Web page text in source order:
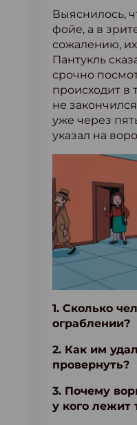
Выяснилось,
фойе, а в
сожалению,
Пантукль
срочно
происходит в
не
уже через
указал на
1. Сколько
ограблении?
2. Как им
провернуть?
3. Почему
у кого лежит